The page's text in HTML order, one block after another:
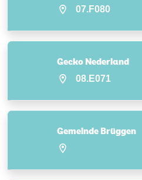
07.F080
Gecko Nederland
08.E071
Gemeinde Brüggen